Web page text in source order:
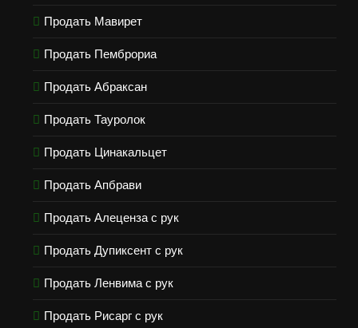
Продать Мавирет
Продать Пемброриа
Продать Абраксан
Продать Тауролок
Продать Цинакальцет
Продать Апбрави
Продать Алеценза с рук
Продать Дупиксент с рук
Продать Ленвима с рук
Продать Рисарг с рук